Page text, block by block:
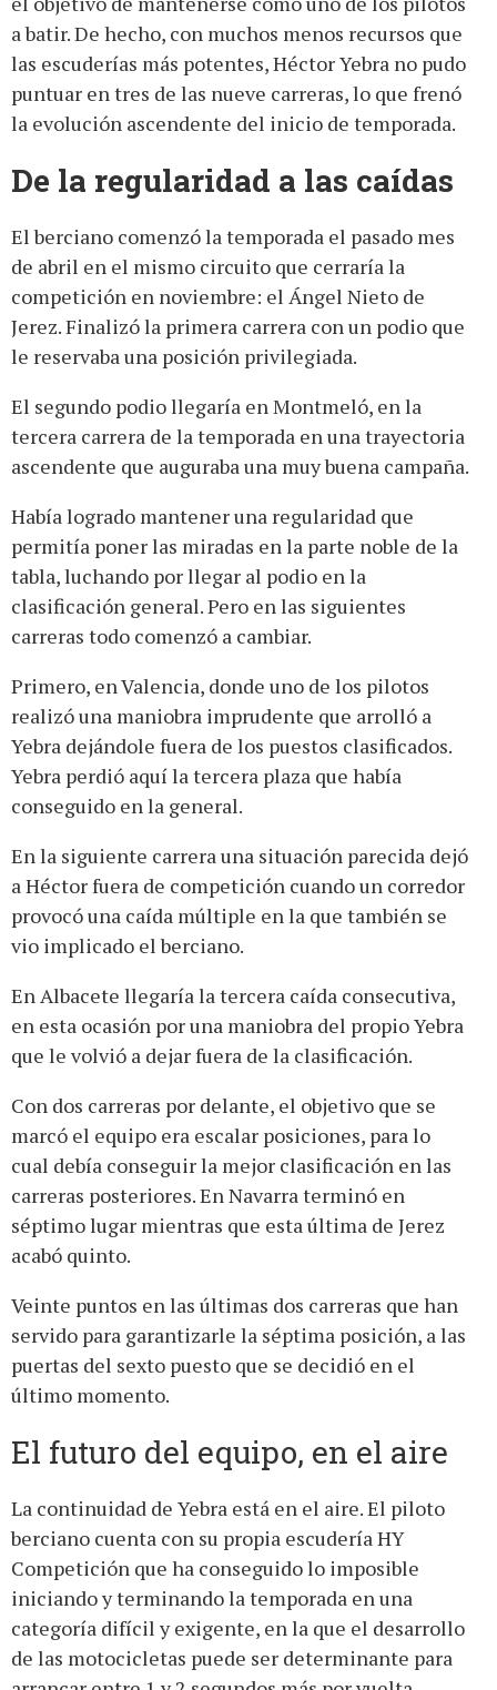
a batir. De hecho, con muchos menos recursos que
las escuderías más potentes, Héctor Yebra no pudo
puntuar en tres de las nueve carreras, lo que frenó
la evolución ascendente del inicio de temporada.
De la regularidad a las caídas
El berciano comenzó la temporada el pasado mes
de abril en el mismo circuito que cerraría la
competición en noviembre: el Ángel Nieto de
Jerez. Finalizó la primera carrera con un podio que
le reservaba una posición privilegiada.
El segundo podio llegaría en Montmeló, en la
tercera carrera de la temporada en una trayectoria
ascendente que auguraba una muy buena campaña.
Había logrado mantener una regularidad que
permitía poner las miradas en la parte noble de la
tabla, luchando por llegar al podio en la
clasificación general. Pero en las siguientes
carreras todo comenzó a cambiar.
Primero, en Valencia, donde uno de los pilotos
realizó una maniobra imprudente que arrolló a
Yebra dejándole fuera de los puestos clasificados.
Yebra perdió aquí la tercera plaza que había
conseguido en la general.
En la siguiente carrera una situación parecida dejó
a Héctor fuera de competición cuando un corredor
provocó una caída múltiple en la que también se
vio implicado el berciano.
En Albacete llegaría la tercera caída consecutiva,
en esta ocasión por una maniobra del propio Yebra
que le volvió a dejar fuera de la clasificación.
Con dos carreras por delante, el objetivo que se
marcó el equipo era escalar posiciones, para lo
cual debía conseguir la mejor clasificación en las
carreras posteriores. En Navarra terminó en
séptimo lugar mientras que esta última de Jerez
acabó quinto.
Veinte puntos en las últimas dos carreras que han
servido para garantizarle la séptima posición, a las
puertas del sexto puesto que se decidió en el
último momento.
El futuro del equipo, en el aire
La continuidad de Yebra está en el aire. El piloto
berciano cuenta con su propia escudería HY
Competición que ha conseguido lo imposible
iniciando y terminando la temporada en una
categoría difícil y exigente, en la que el desarrollo
de las motocicletas puede ser determinante para